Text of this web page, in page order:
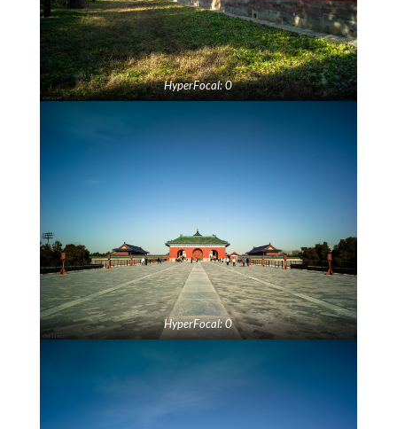
HyperFocal: 0
HyperFocal: 0